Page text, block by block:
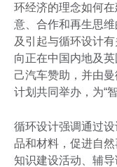
环经济的理念如何
意、合作和再生思
及引起与循环设计
向正在中国内地及
己汽车赞助，并由
计划共同举办，为“
循环设计强调通过
品和材料，促进自
知识建设活动、辅